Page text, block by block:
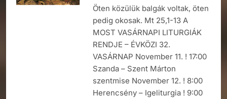
Öten közülük balgák voltak, öten
pedig okosak. Mt 25,1-13 A
MOST VASÁRNAPI LITURGIÁK
RENDJE – ÉVKÖZI 32.
VASÁRNAP November 11. ! 17:00
Szanda – Szent Márton
szentmise November 12. ! 8:00
Herencsény – Igeliturgia ! 9:00